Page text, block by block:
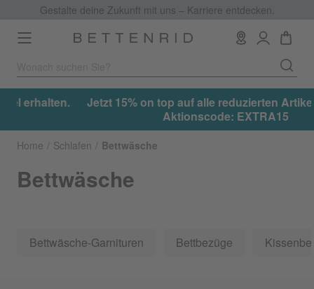
Gestalte deine Zukunft mit uns – Karriere entdecken.
Toggle
navigation
Jetzt 15% on top auf alle reduzierten Artikel erhalten.
Aktionscode: EXTRA15
Home Schlafen Bettwäsche
Bettwäsche
Bettwäsche-Garnituren Bettbezüge